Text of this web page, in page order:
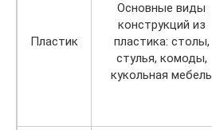
Пластик
Основные виды
конструкций из
пластика: столы,
стулья, комоды,
кукольная мебель